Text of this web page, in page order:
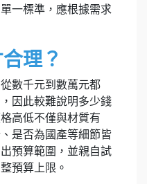
一標準，應根據需求
理？
數千元到數萬元都
因此較難說明多少錢
高低不僅與材質有
是否為國產等細節皆
預算範圍，並親自試
預算上限。